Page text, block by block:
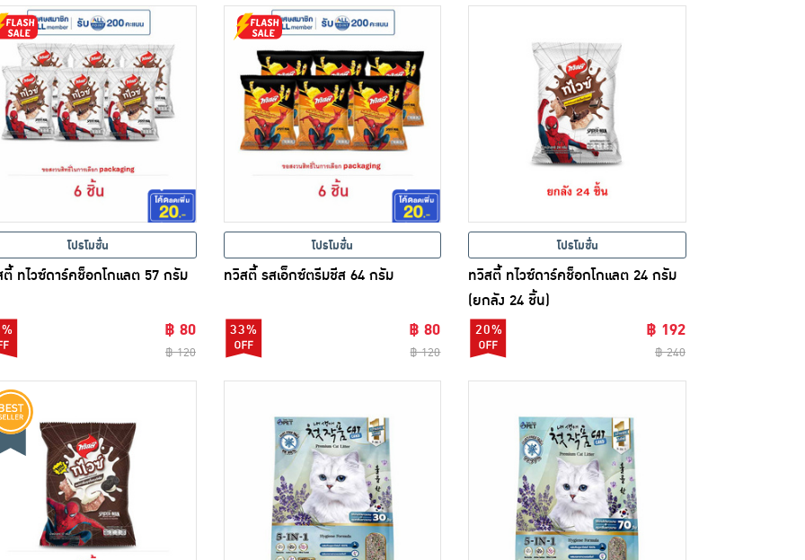
โปรโมชั่น
ทไวซ์ดาร์คช็อกโกแลต 57 กรัม
฿ 80
฿ 120
โปรโมชั่น
ทวิสตี้ รสเอ็กซ์ตรีมชีส 64 กรัม
33% ฿ 80
฿ 120
โปรโมชั่น
ทวิสตี้ ทไวซ์ดาร์คช็อกโกแลต 24 กรัม
(ยกลัง 24 ชิ้น)
20% ฿ 192
฿ 240